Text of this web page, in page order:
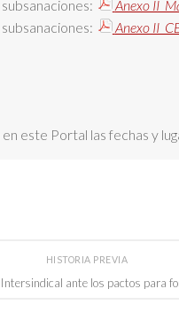
Anexo
Anexo
este Portal las fechas y
HISTORIA PREVIA
ante los pactos para